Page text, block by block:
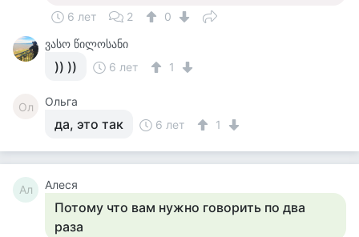
6 лет 2
0
ვასო წილოსანი
)) )) 6 лет 1
Ол Ольга
да, это так 6 лет 1
Ал Алеся
Потому что вам нужно говорить по два
раза